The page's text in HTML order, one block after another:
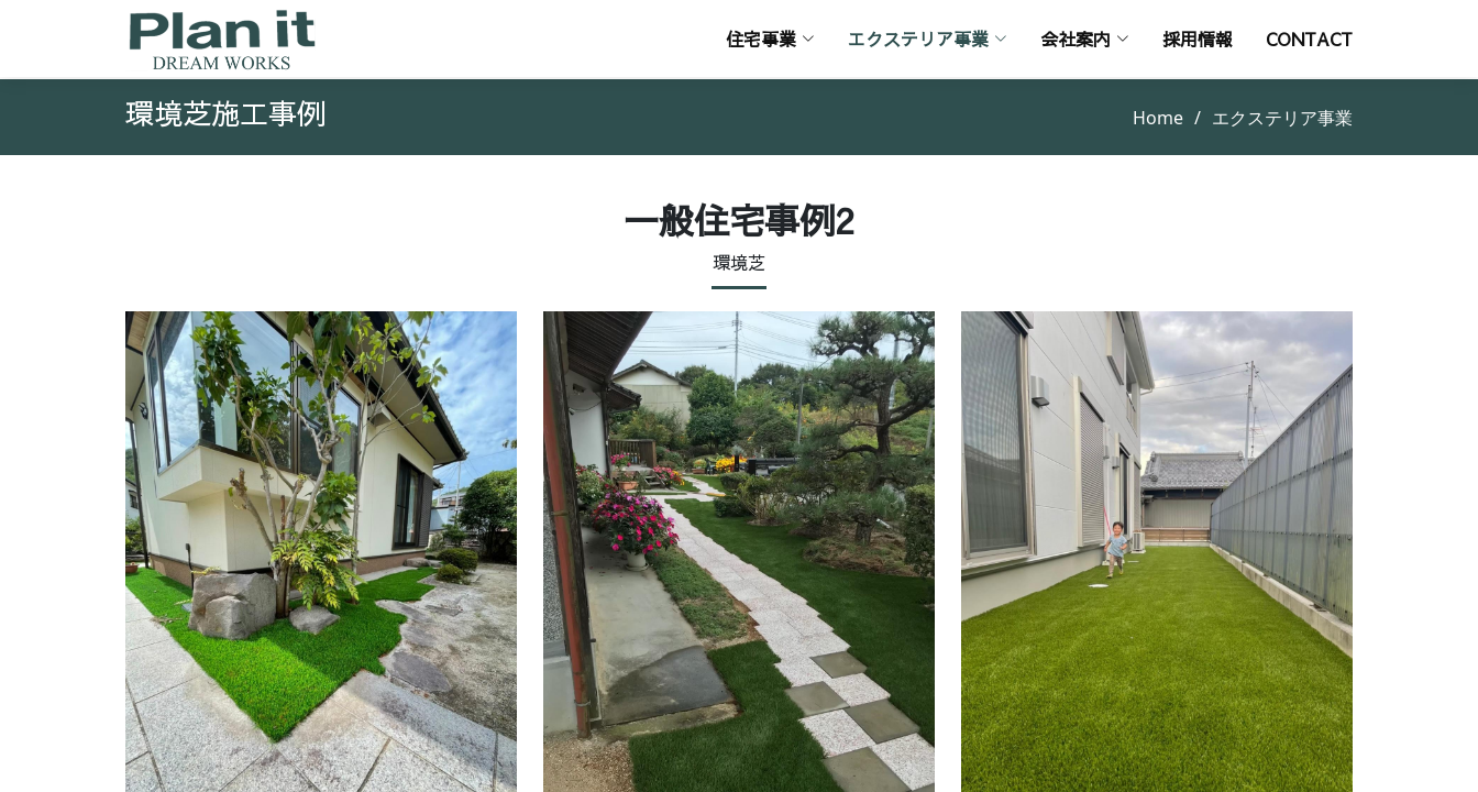
住宅事業 エクステリア事業 会社案内 採用情報 CONTACT
環境芝施工事例 Home エクステリア事業
一般住宅事例2
環境芝